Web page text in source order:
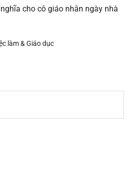
cho cô giáo nhân ngày nhà
làm & Giáo dục